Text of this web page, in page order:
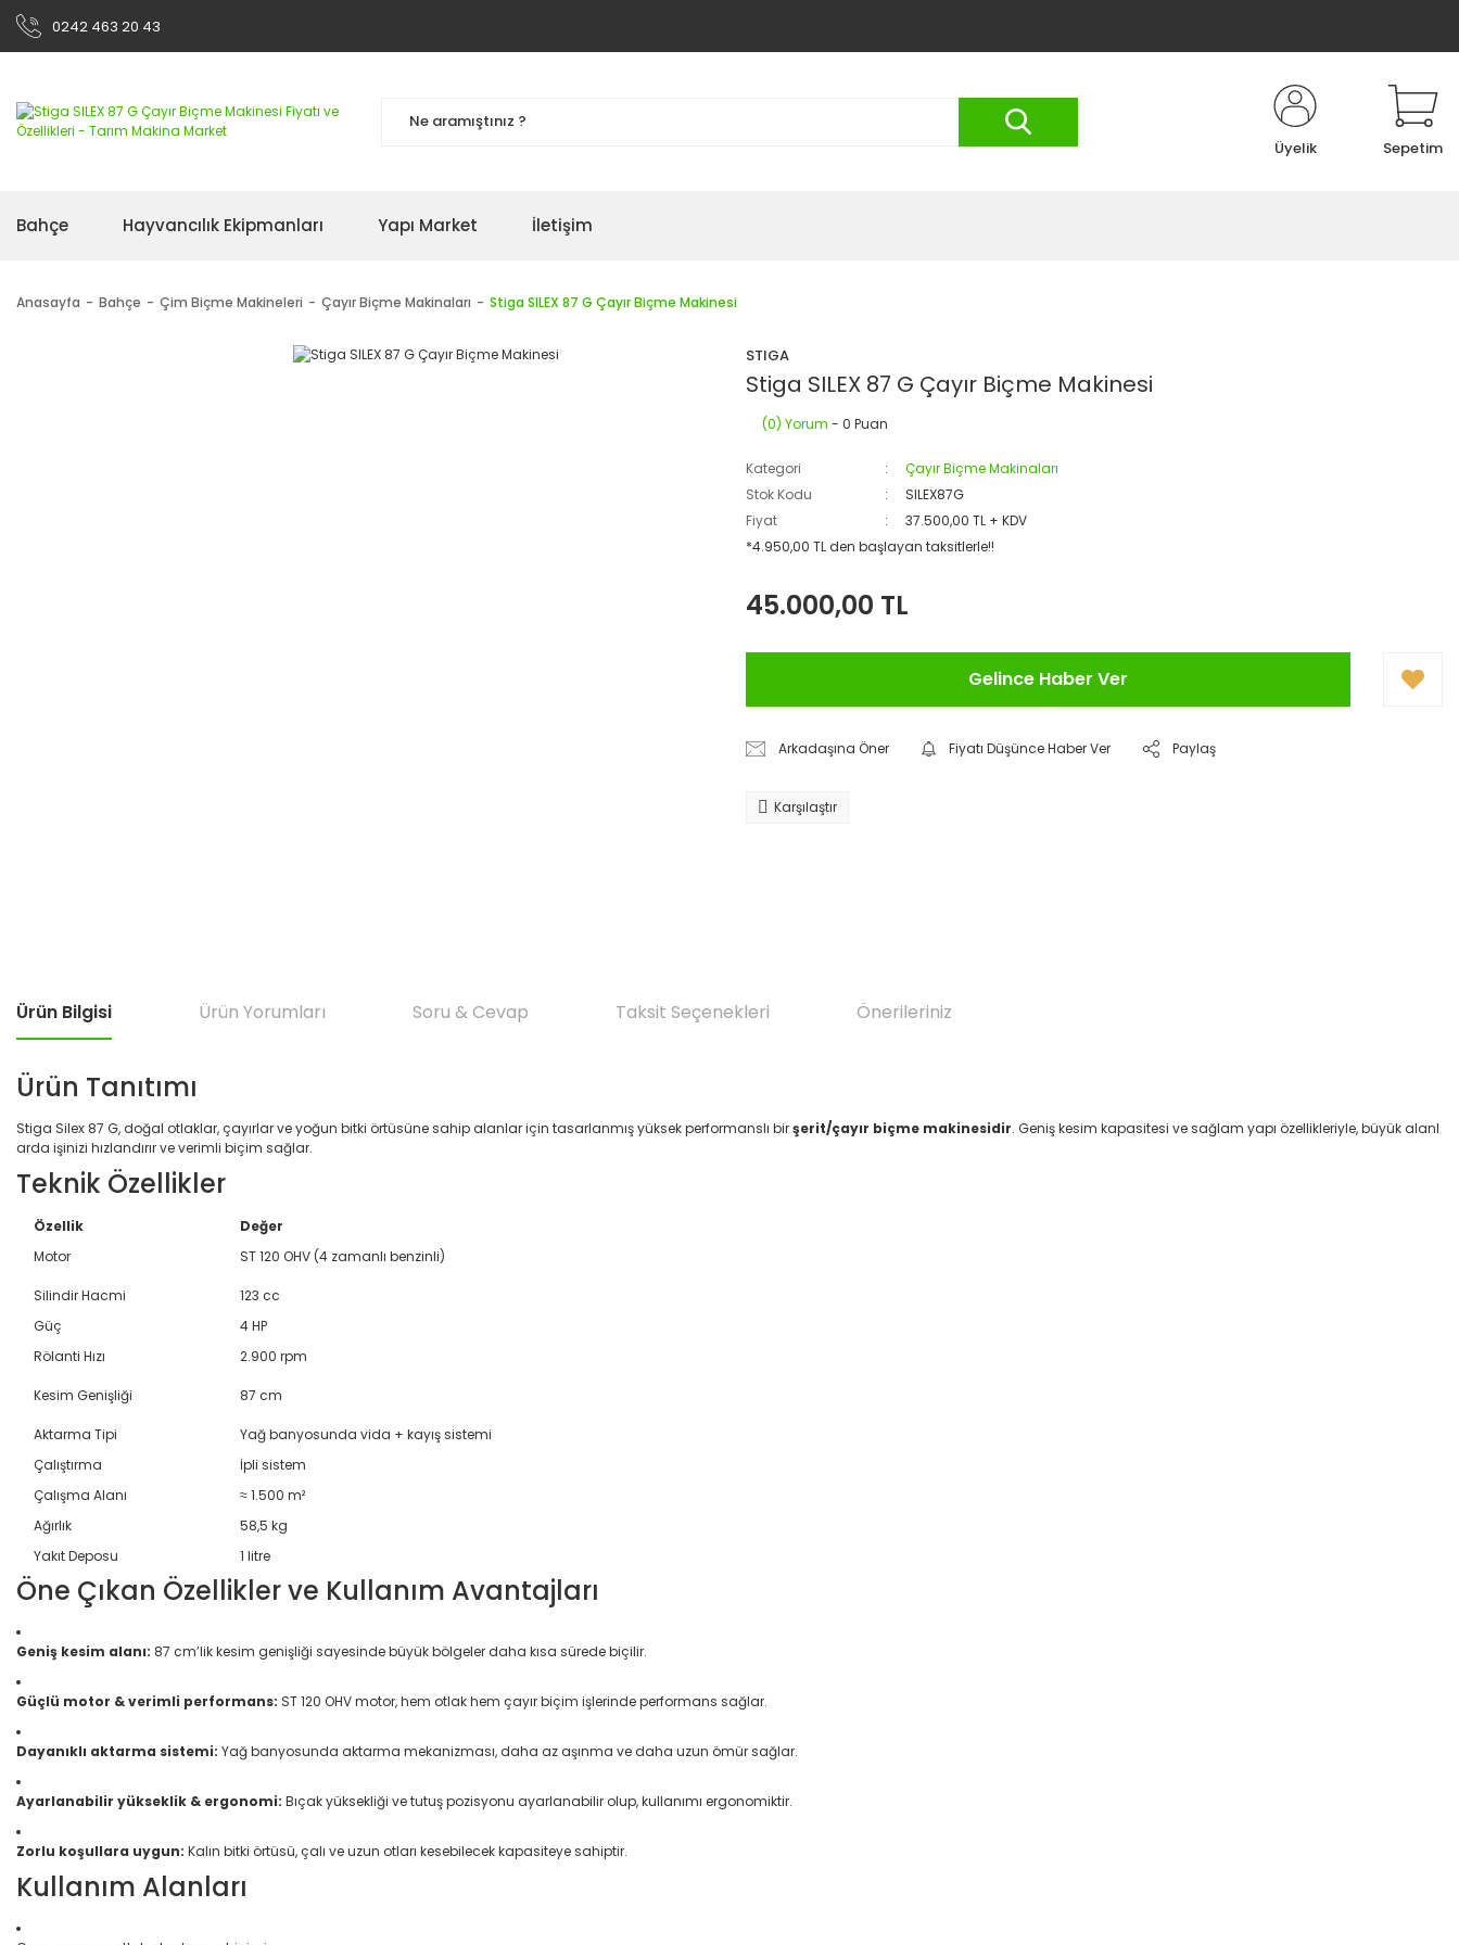
0242 463 20 43
Üyelik Sepetim
Bahçe Hayvancılık Ekipmanları Yapı Market İletişim
Anasayfa Bahçe Çim Biçme Makineleri Çayır Biçme Makinaları Stiga SILEX 87 G Çayır Biçme Makinesi
STIGA
Stiga SILEX 87 G Çayır Biçme Makinesi
(0) Yorum - 0 Puan
Kategori
Çayır Biçme Makinaları
Stok Kodu
SILEX87G
Fiyat
37.500,00 TL + KDV
*4.950,00 TL den başlayan taksitlerle!!
45.000,00 TL
Gelince Haber Ver
Arkadaşına Öner Fiyatı Düşünce Haber Ver Paylaş
Karşılaştır
Ürün Bilgisi Ürün Yorumları Soru & Cevap Taksit Seçenekleri Önerileriniz
Ürün Tanıtımı
Stiga Silex 87 G, doğal otlaklar, çayırlar ve yoğun bitki örtüsüne sahip alanlar için tasarlanmış yüksek performanslı birşerit/çayır biçme makinesidir. Geniş kesim kapasitesi ve sağlam yapı özellikleriyle, büyük alanl
arda işinizi hızlandırır ve verimli biçim sağlar.
Teknik Özellikler
Özellik
Değer
Motor
ST 120 OHV (4 zamanlı benzinli)
Silindir Hacmi
123 cc
Güç
4 HP
Rölanti Hızı
2.900 rpm
Kesim Genişliği 87 cm
Aktarma Tipi
Yağ banyosunda vida + kayış sistemi
Çalıştırma
İpli sistem
Çalışma Alanı
≈ 1.500 m²
Ağırlık
58,5 kg
Yakıt Deposu
1 litre
Öne Çıkan Özellikler ve Kullanım Avantajları
Geniş kesim alanı: 87 cm’lik kesim genişliği sayesinde büyük bölgeler daha kısa sürede biçilir.
Güçlü motor & verimli performans: ST 120 OHV motor, hem otlak hem çayır biçim işlerinde performans sağlar.
Dayanıklı aktarma sistemi: Yağ banyosunda aktarma mekanizması, daha az aşınma ve daha uzun ömür sağlar.
Ayarlanabilir yükseklik & ergonomi: Bıçak yüksekliği ve tutuş pozisyonu ayarlanabilir olup, kullanımı ergonomiktir.
Zorlu koşullara uygun: Kalın bitki örtüsü, çalı ve uzun otları kesebilecek kapasiteye sahiptir.
Kullanım Alanları